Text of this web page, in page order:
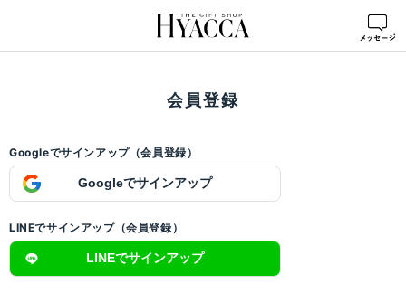
会員登録
会員登録
Googleでサインアップ（会員登録）
Googleでサインアップ
LINEでサインアップ（会員登録）
LINEでサインアップ